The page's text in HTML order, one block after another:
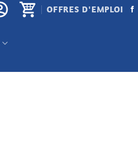
OFFRES D'EMPLOI